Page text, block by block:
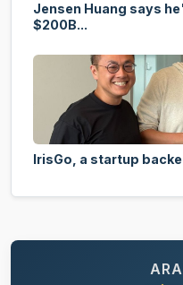
Jensen Huang says
$200B...
IrisGo, a startup